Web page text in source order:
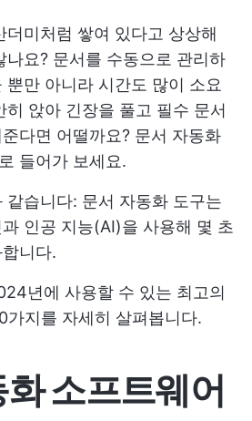
더미처럼 쌓여 있다고 상상해
나요? 문서를 수동으로 관리하
뿐만 아니라 시간도 많이 소요
히 앉아 긴장을 풀고 필수 문서
다면 어떨까요? 문서 자동화
들어가 보세요.
같습니다: 문서 자동화 도구는
인공 지능(AI)을 사용해 몇 초
니다.
년에 사용할 수 있는 최고의
가지를 자세히 살펴봅니다.
소프트웨어